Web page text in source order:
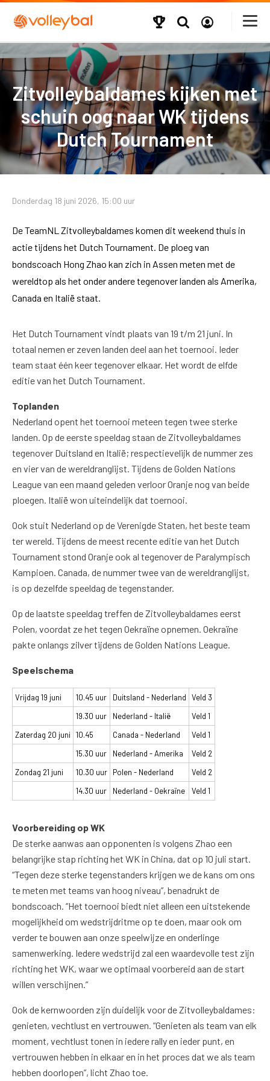
Zitvolleybaldames kijken met
schuin oog naar WK tijdens
Dutch Tournament
Donderdag 18 juni 2026, 15:00 uur
De TeamNL Zitvolleybaldames komen dit weekend thuis in
actie tijdens het Dutch Tournament. De ploeg van
bondscoach Hong Zhao kan zich in Assen meten met de
wereldtop als het onder andere tegenover landen als Amerika,
Canada en Italië staat.
Het Dutch Tournament vindt plaats van 19 t/m 21 juni. In
totaal nemen er zeven landen deel aan het toernooi. Ieder
team staat één keer tegenover elkaar. Het wordt de elfde
editie van het Dutch Tournament.
Toplanden
Nederland opent het toernooi meteen tegen twee sterke
landen. Op de eerste speeldag staan de Zitvolleybaldames
tegenover Duitsland en Italië; respectievelijk de nummer zes
en vier van de wereldranglijst. Tijdens de Golden Nations
League van een maand geleden verloor Oranje nog van beide
ploegen. Italië won uiteindelijk dat toernooi.
Ook stuit Nederland op de Verenigde Staten, het beste team
ter wereld. Tijdens de meest recente editie van het Dutch
Tournament stond Oranje ook al tegenover de Paralympisch
Kampioen. Canada, de nummer twee van de wereldranglijst,
is op dezelfde speeldag de tegenstander.
Op de laatste speeldag treffen de Zitvolleybaldames eerst
Polen, voordat ze het tegen Oekraïne opnemen. Oekraïne
pakte onlangs zilver tijdens de Golden Nations League.
Speelschema
Vrijdag 19 juni 10.45 uur Duitsland - Nederland
Veld 3
19.30 uur
Nederland - Italië
Veld 1
Zaterdag 20 juni
10.45 Canada - Nederland
Veld 1
15.30 uur
Nederland - Amerika
Veld 2
Zondag 21 juni
10.30 uur Polen - Nederland
Veld 2
14.30 uur
Nederland - Oekraïne Veld 1
Voorbereiding op WK
De sterke aanwas aan opponenten is volgens Zhao een
belangrijke stap richting het WK in China, dat op 10 juli start.
“Tegen deze sterke tegenstanders krijgen we de kans om ons
te meten met teams van hoog niveau”, benadrukt de
bondscoach. “Het toernooi biedt niet alleen een uitstekende
mogelijkheid om wedstrijdritme op te doen, maar ook om
verder te bouwen aan onze speelwijze en onderlinge
samenwerking. Iedere wedstrijd zal een waardevolle test zijn
richting het WK, waar we optimaal voorbereid aan de start
willen verschijnen.”
Ook de kernwoorden zijn duidelijk voor de Zitvolleybaldames:
genieten, vechtlust en vertrouwen. “Genieten als team van elk
moment, vechtlust tonen in iedere rally en ieder punt, en
vertrouwen hebben in elkaar en in het proces dat we als team
hebben doorlopen”, licht Zhao toe.